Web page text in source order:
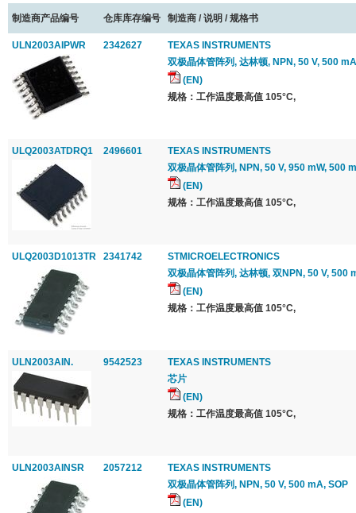
制造商产品编号 仓库库存编号 制造商 / 说明 / 规格书
ULN2003AIPWR 2342627
TEXAS INSTRUMENTS
双极晶体管阵列, 达林顿, NPN, 50 V, 500
(EN)
规格：工作温度最高值 105°C,
ULQ2003ATDRQ1 2496601
TEXAS INSTRUMENTS
双极晶体管阵列, NPN, 50 V, 950 mW, 500
(EN)
规格：工作温度最高值 105°C,
ULQ2003D1013TR 2341742
STMICROELECTRONICS
双极晶体管阵列, 达林顿, 双NPN, 50 V, 500
(EN)
规格：工作温度最高值 105°C,
ULN2003AIN. 9542523
TEXAS INSTRUMENTS
芯片
(EN)
规格：工作温度最高值 105°C,
ULN2003AINSR 2057212
TEXAS INSTRUMENTS
双极晶体管阵列, NPN, 50 V, 500 mA, SOP
(EN)